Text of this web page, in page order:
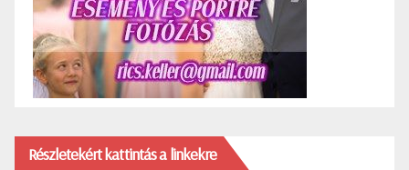
Részletekért kattintás a linkekre